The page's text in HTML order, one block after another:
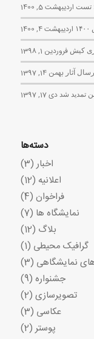
تست اردیبهشت 5, 1400
اردیبهشت 4, 1400
کیش فروردین 1, 1398
آثار بهمن 14, 1397
دی 17, 1397
دسته‌ها
اخبار (3)
اعلانیه (12)
فراخوان (4)
نمایشگاه ها (7)
بلاگ (12)
گرافیک محیطی (1)
نمایشگاهی (3)
جشنواره (9)
تصویرسازی (2)
عکاسی (3)
پوستر (2)